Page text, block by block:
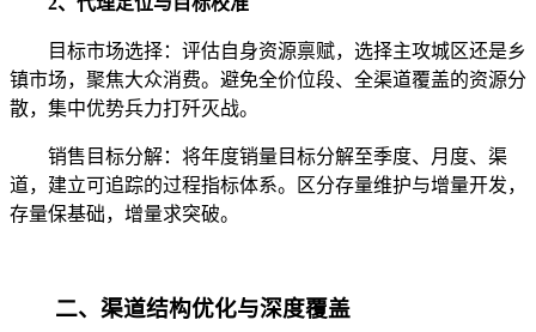
目标市场选择：评估自身资源禀赋，选择主攻城区还是乡
镇市场，聚焦大众消费。避免全价位段、全渠道覆盖的资源分
散，集中优势兵力打歼灭战。
销售目标分解：将年度销量目标分解至季度、月度、渠
道，建立可追踪的过程指标体系。区分存量维护与增量开发，
存量保基础，增量求突破。
二、渠道结构优化与深度覆盖